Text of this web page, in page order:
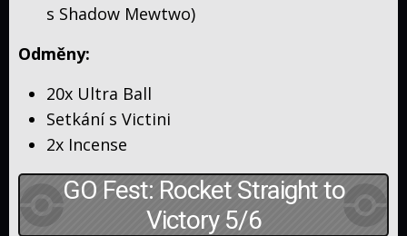
s Shadow Mewtwo)
Odměny:
20x Ultra Ball
Setkání s Victini
2x Incense
GO Fest: Rocket Straight to
Victory 5/6